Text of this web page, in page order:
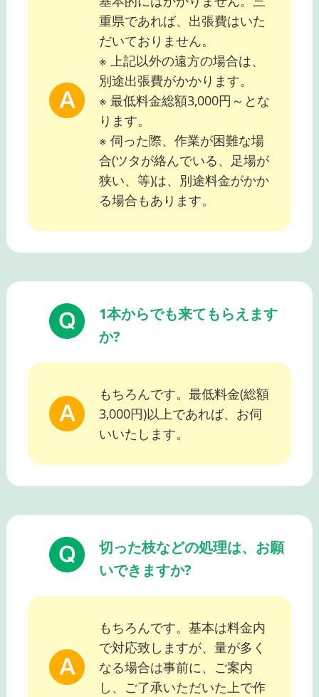
重県であれば、出張費はいた
だいておりません。
※ 上記以外の遠方の場合は、
別途出張費がかかります。
※ 最低料金総額3,000円～とな
ります。
※ 伺った際、作業が困難な場
合(ツタが絡んでいる、足場が
狭い、等)は、別途料金がかか
る場合もあります。
1本からでも来てもらえます
か?
もちろんです。最低料金(総額
3,000円)以上であれば、お伺
いいたします。
切った枝などの処理は、お願
いできますか?
もちろんです。基本は料金内
で対応致しますが、量が多く
なる場合は事前に、ご案内
し、ご了承いただいた上で作